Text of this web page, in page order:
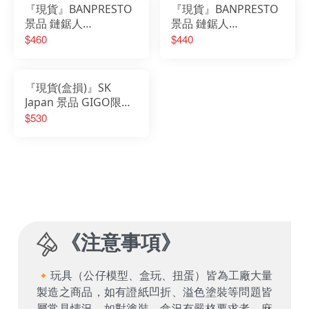
『現貨』BANPRESTO
景品 鏈鋸人
VIBRATION STARS 帕
$460
『現貨』BANPRESTO
景品 鏈鋸人
VIBRATION STARS 帕
$440
『現貨(盒損)』SK
Japan 景品 GIGO限定
鏈鋸人 帕瓦 女僕 ver.
$530
《注意事項》
🔸玩具（公仔模型、盒玩、扭蛋）皆為工廠大量
製造之商品，如有證紙凹折、溢色塗裝等問題皆